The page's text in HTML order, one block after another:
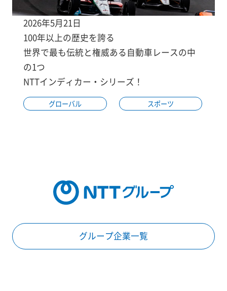
2026年5月21日
100年以上の歴史を誇る
世界で最も伝統と権威ある自動車レースの中
の1つ
NTTインディカー・シリーズ！
グローバル スポーツ
グループ企業一覧